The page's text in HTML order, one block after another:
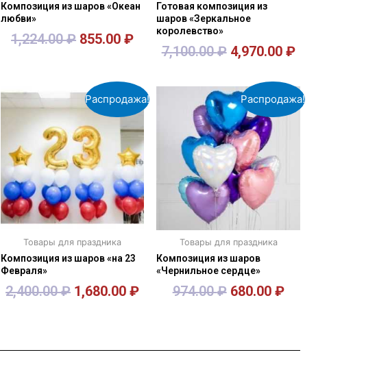
Композиция из шаров «Океан
любви»
1,224.00₽ 855.00₽
Готовая композиция из
шаров «Зеркальное
королевство»
7,100.00₽ 4,970.00 ₽
Распродажа!
Товары для праздника
Композиция из шаров «на 23
Февраля»
2,400.00₽ 1,680.00₽
Распродажа!
Товары для праздника
Композиция из шаров
«Чернильное сердце»
974.00₽ 680.00 ₽